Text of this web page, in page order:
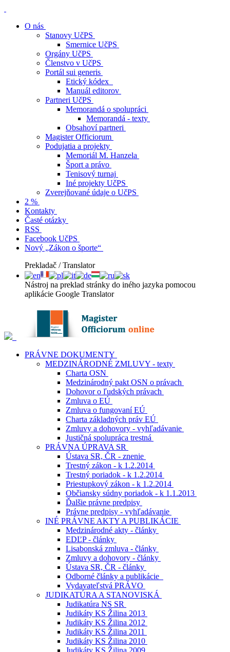
O nás
Stanovy UčPS
Smernice UčPS
Orgány UčPS
Členstvo v UčPS
Portál sui generis
Etický kódex
Manuál editorov
Partneri UčPS
Memorandá o spolupráci
Memorandá - texty
Obsahoví partneri
Magister Officiorum
Podujatia a projekty
Memoriál M. Hanzela
Šport a právo
Tenisový turnaj
Iné projekty UčPS
Zverejňované údaje o UčPS
2 %
Kontakty
Časté otázky
RSS
Facebook UčPS
Nový „Zákon o športe“
Prekladač / Translator
Nástroj na preklad stránky do iného jazyka pomocou
aplikácie Google Translator
PRÁVNE DOKUMENTY
MEDZINÁRODNÉ ZMLUVY - texty
Charta OSN
Medzinárodný pakt OSN o právach
Dohovor o ľudských právach
Zmluva o EÚ
Zmluva o fungovaní EÚ
Charta základných práv EÚ
Zmluvy a dohovory - vyhľadávanie
Justičná spolupráca trestná
PRÁVNA ÚPRAVA SR
Ústava SR, ČR - znenie
Trestný zákon - k 1.2.2014
Trestný poriadok - k 1.2.2014
Priestupkový zákon - k 1.2.2014
Občiansky súdny poriadok - k 1.1.2013
Ďalšie právne predpisy
Právne predpisy - vyhľadávanie
INÉ PRÁVNE AKTY A PUBLIKÁCIE
Medzinárodné akty - články
EDĽP - články
Lisabonská zmluva - články
Zmluvy a dohovory - články
Ústava SR, ČR - články
Odborné články a publikácie
Vydavateľstvá PRÁVO
JUDIKATÚRA A STANOVISKÁ
Judikatúra NS SR
Judikáty KS Žilina 2013
Judikáty KS Žilina 2012
Judikáty KS Žilina 2011
Judikáty KS Žilina 2010
Judikáty KS Žilina 2009